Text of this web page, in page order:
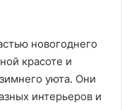
новогоднего
красоте и
уюта. Они
интерьеров и